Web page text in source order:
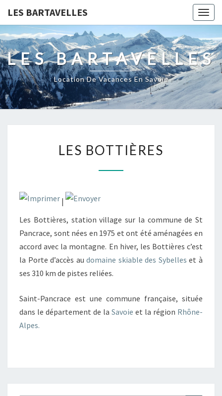
LES BARTAVELLES
LES BARTAVELLES
Location De Vacances En Savoie
BOTTIÈRES
LES BOTTIÈRES
|
Les Bottières, station village sur la commune de St
Pancrace, sont nées en 1975 et ont été aménagées en
accord avec la montagne. En hiver, les Bottières c’est
la Porte d’accès audomaine skiable des Sybelleset à
ses 310 km de pistes reliées.
Saint-Pancrace est une commune française, située
dans le département de la Savoie et la région Rhône-
Alpes.